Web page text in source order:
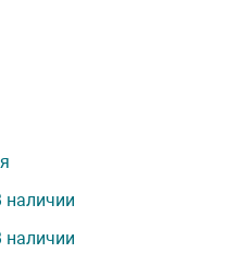
наличии
наличии